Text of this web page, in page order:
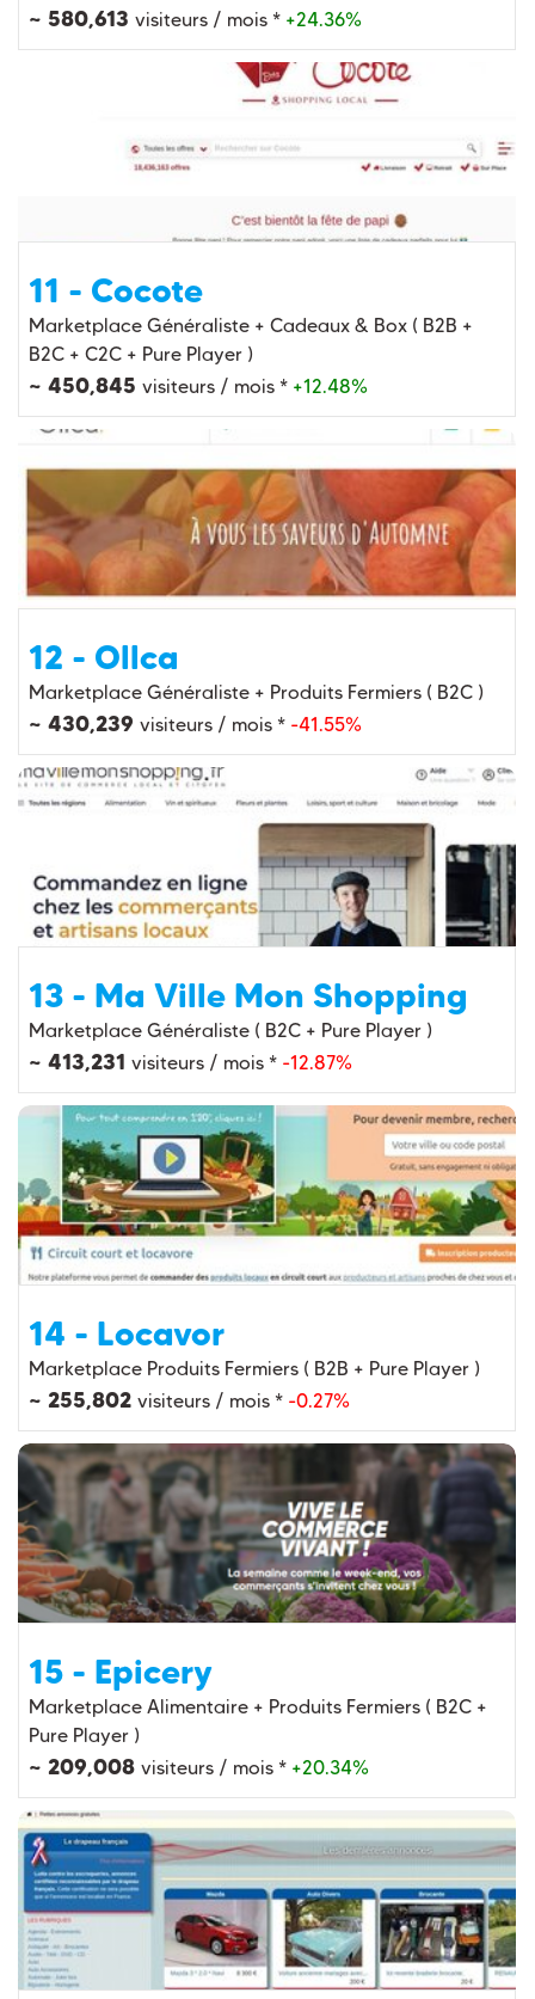
~ 580,613 visiteurs / mois * +24.36%
11 - Cocote
Marketplace Généraliste + Cadeaux & Box ( B2B +
B2C + C2C + Pure Player )
~ 450,845 visiteurs / mois * +12.48%
12 - Ollca
Marketplace Généraliste + Produits Fermiers ( B2C )
~ 430,239 visiteurs / mois * -41.55%
13 - Ma Ville Mon Shopping
Marketplace Généraliste ( B2C + Pure Player )
~ 413,231 visiteurs / mois * -12.87%
14 - Locavor
Marketplace Produits Fermiers ( B2B + Pure Player )
~ 255,802 visiteurs / mois * -0.27%
15 - Epicery
Marketplace Alimentaire + Produits Fermiers ( B2C +
Pure Player )
~ 209,008 visiteurs / mois * +20.34%